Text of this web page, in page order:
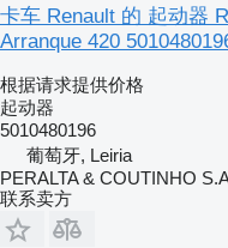
卡车 Renault 的 起动器
Arranque 420
根据请求提供价格
起动器
5010480196
葡萄牙, Leiria
PERALTA & COUTINHO
联系卖方